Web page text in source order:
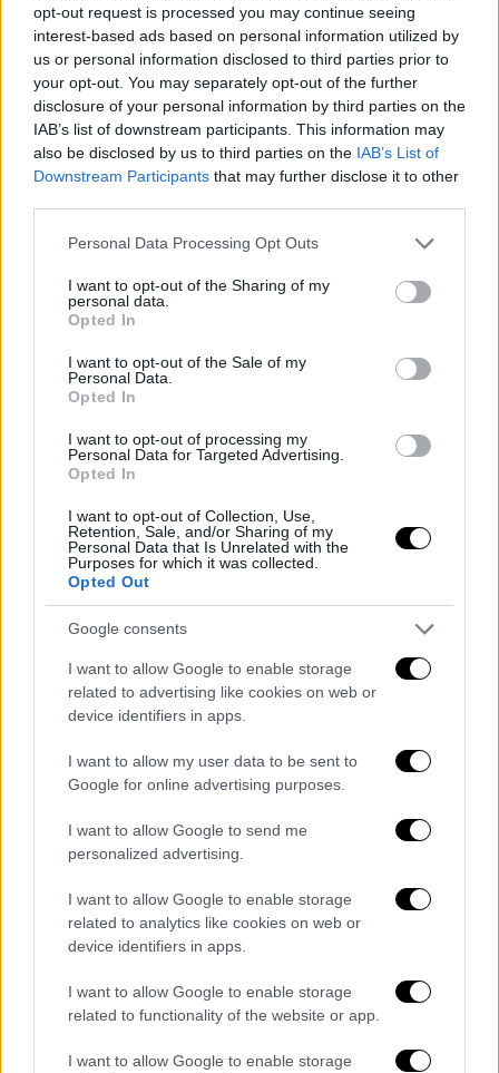
opt-out request is processed you may continue seeing
interest-based ads based on personal information utilized by
us or personal information disclosed to third parties prior to
your opt-out. You may separately opt-out of the further
disclosure of your personal information by third parties on the
IAB’s list of downstream participants. This information may
also be disclosed by us to third parties on the IAB’s List of
Downstream Participants that may further disclose it to other
Please note that this website/app uses one or more Google
not limited to your visit or usage behaviour. You may click to
grant or deny consent to Google and its third-party tags to
use your data for below specified purposes in below Google
consent section.
Personal Data Processing Opt Outs
I want to opt-out of the Sharing of my
personal data.
Opted In
I want to opt-out of the Sale of my
Personal Data.
Opted In
I want to opt-out of processing my
Personal Data for Targeted Advertising.
Opted In
I want to opt-out of Collection, Use,
Retention, Sale, and/or Sharing of my
Personal Data that Is Unrelated with the
Purposes for which it was collected.
Opted Out
Google consents
I want to allow Google to enable storage
related to advertising like cookies on web or
device identifiers in apps.
I want to allow my user data to be sent to
Google for online advertising purposes.
I want to allow Google to send me
personalized advertising.
I want to allow Google to enable storage
related to analytics like cookies on web or
device identifiers in apps.
I want to allow Google to enable storage
related to functionality of the website or app.
I want to allow Google to enable storage
ARTICOLI CORRELATI ALTRO DALL'AUTORE
Vertenza Zenita Group, presidio sotto
“Trasferiti fuori in 74”